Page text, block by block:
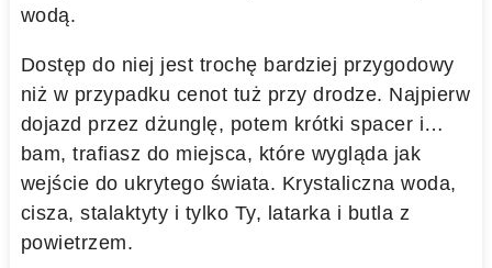
wodą.
Dostęp do niej jest trochę bardziej przygodowy
niż w przypadku cenot tuż przy drodze. Najpierw
dojazd przez dżunglę, potem krótki spacer i…
bam, trafiasz do miejsca, które wygląda jak
wejście do ukrytego świata. Krystaliczna woda,
cisza, stalaktyty i tylko Ty, latarka i butla z
powietrzem.